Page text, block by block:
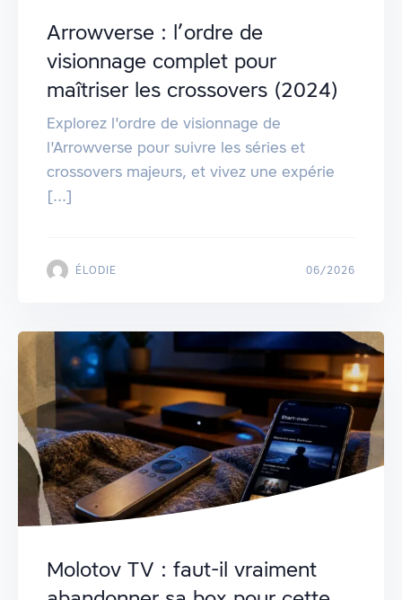
Arrowverse : l’ordre de
visionnage complet pour
maîtriser les crossovers (2024)
Explorez l'ordre de visionnage de
l'Arrowverse pour suivre les séries et
crossovers majeurs, et vivez une expérie
[...]
ÉLODIE 06/2026
Molotov TV : faut-il vraiment